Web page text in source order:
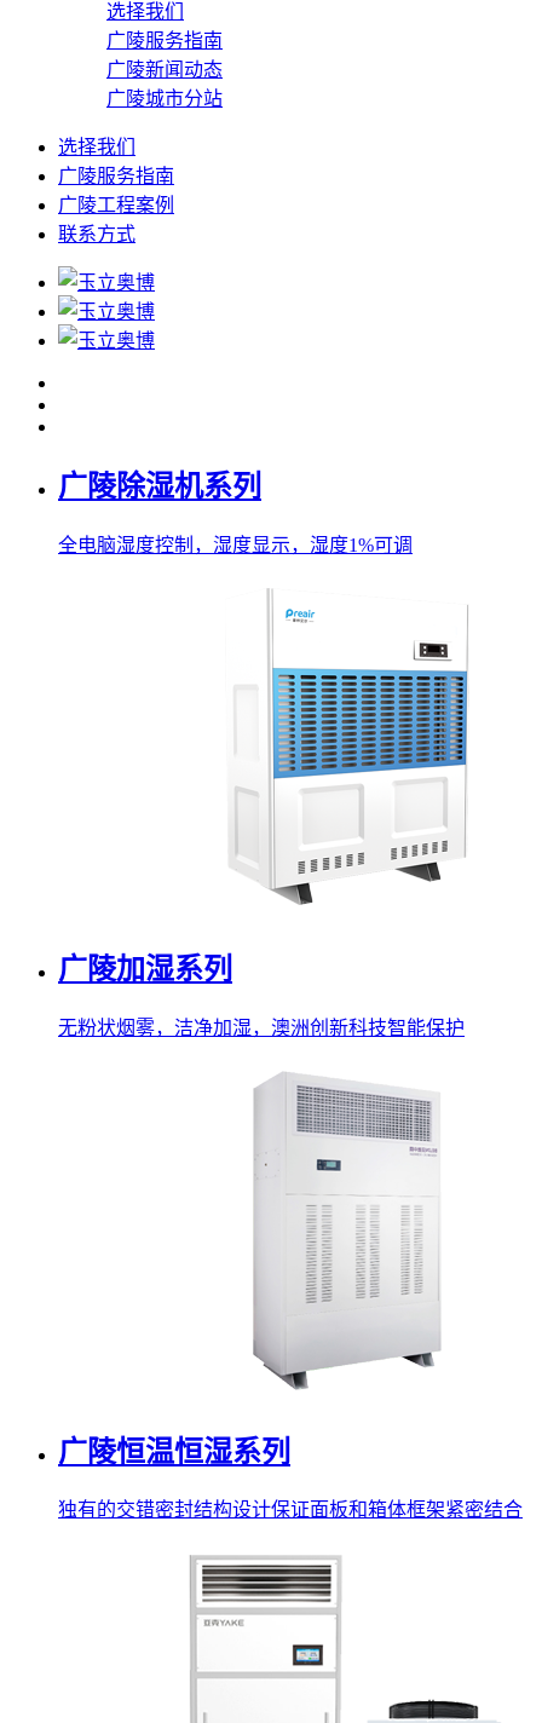
选择我们
广陵服务指南
广陵新闻动态
广陵城市分站
选择我们
广陵服务指南
广陵工程案例
联系方式
广陵除湿机系列
全电脑湿度控制，湿度显示，湿度1%可调
广陵加湿系列
无粉状烟雾，洁净加湿，澳洲创新科技智能保护
广陵恒温恒湿系列
独有的交错密封结构设计保证面板和箱体框架紧密结合